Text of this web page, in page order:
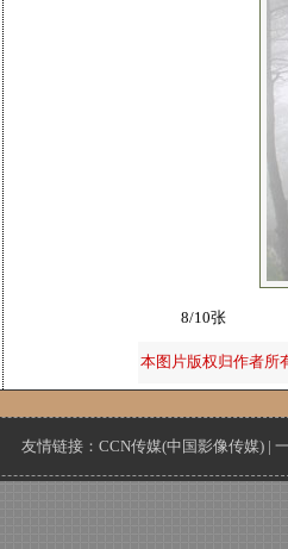
8/10张
本图片版权归作者所
友情链接： CCN传媒(中国影像传媒) |